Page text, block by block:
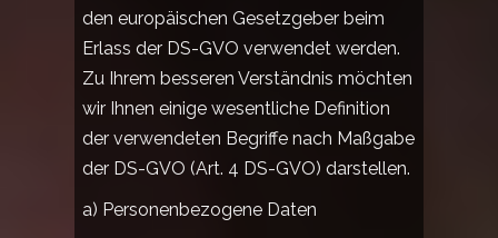
den europäischen Gesetzgeber beim
Erlass der DS-GVO verwendet werden.
Zu Ihrem besseren Verständnis möchten
wir Ihnen einige wesentliche Definition
der verwendeten Begriffe nach Maßgabe
der DS-GVO (Art. 4 DS-GVO) darstellen.
a) Personenbezogene Daten